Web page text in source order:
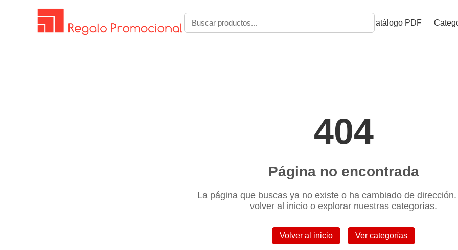
Catálogo PDF
404
Página no encontrada
La página que buscas ya no existe o ha cambiado de
volver al inicio o explorar nuestras categorías.
Volver al inicio Ver categorías